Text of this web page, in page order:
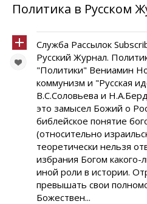
Политика в Русском
Служба Рассылок
Русский Журнал.
"Политики" Вениамин
коммунизм и "Русская
В.С.Соловьева и
это замысел Божий о
библейское понятие
(относительно
теоретически нельзя
избрания Богом
иной роли в истории.
превышать свои
Божествен...